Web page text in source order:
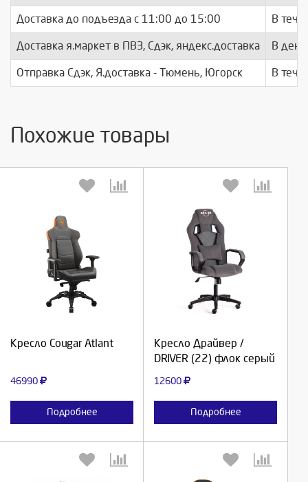
Доставка до подъезда c 11:00 до 15:00 В
Доставка я.маркет в ПВЗ, Сдэк, яндекс.доставка В день
Отправка Сдэк, Я.доставка - Тюмень, Югорск В
Похожие товары
Кресло Cougar Atlant
46990
Подробнее
Выберите количество:
Кресло Драйвер /
DRIVER (22) флок серый
12600
Подробнее
Выберите количество:
Отмена